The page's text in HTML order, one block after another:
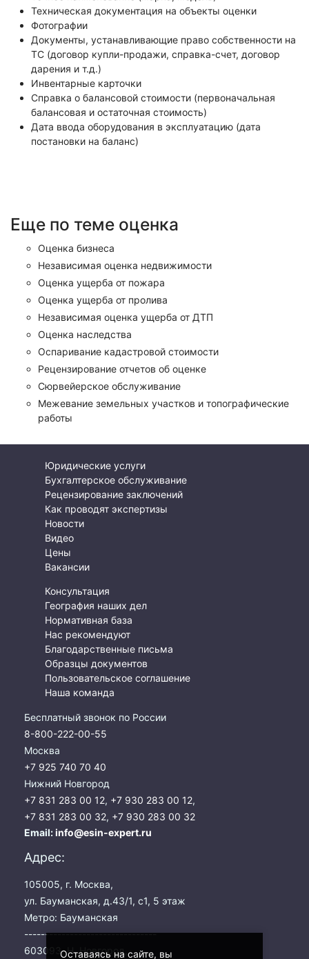
Оставаясь на сайте, вы
Техническая документация на объекты оценки
Фотографии
Документы, устанавливающие право собственности на
ТС (договор купли-продажи, справка-счет, договор
дарения и т.д.)
Инвентарные карточки
Справка о балансовой стоимости (первоначальная
балансовая и остаточная стоимость)
Дата ввода оборудования в эксплуатацию (дата
постановки на баланс)
Еще по теме оценка
Оценка бизнеса
Независимая оценка недвижимости
Оценка ущерба от пожара
Оценка ущерба от пролива
Независимая оценка ущерба от ДТП
Оценка наследства
Оспаривание кадастровой стоимости
Рецензирование отчетов об оценке
Сюрвейерское обслуживание
Межевание земельных участков и топографические
работы
Юридические услуги
Бухгалтерское обслуживание
Рецензирование заключений
Как проводят экспертизы
Новости
Видео
Цены
Вакансии
Консультация
География наших дел
Нормативная база
Нас рекомендуют
Благодарственные письма
Образцы документов
Пользовательское соглашение
Наша команда
Бесплатный звонок по России
8-800-222-00-55
Москва
+7 925 740 70 40
Нижний Новгород
+7 831 283 00 12, +7 930 283 00 12,
+7 831 283 00 32, +7 930 283 00 32
Email:info@esin-expert.ru
Адрес:
105005, г. Москва,
ул. Бауманская, д.43/1, с1, 5 этаж
Метро: Бауманская
--------------------------------
603093, Н. Новгород,